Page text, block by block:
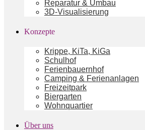
Reparatur & Umbau
3D-Visualisierung
Konzepte
Krippe, KiTa, KiGa
Schulhof
Ferienbauernhof
Camping & Ferienanlagen
Freizeitpark
Biergarten
Wohnquartier
Über uns